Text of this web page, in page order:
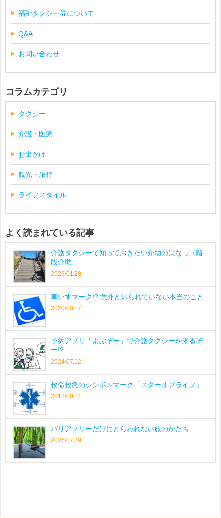
福祉タクシー券について
Q&A
お問い合わせ
コラムカテゴリ
タクシー
介護・医療
お出かけ
観光・旅行
ライフスタイル
よく読まれている記事
介護タクシーで知っておきたい介助のはなし〈階
段介助...
2023/01/28
車いすマーク!? 意外と知られていない本当のこと
2020/09/17
予約アプリ「よぶぞー」で介護タクシーが来るぞ
ー!?
2024/07/12
救命救急のシンボルマーク「スターオブライフ」
2018/09/14
バリアフリーだけにとらわれない旅のかたち
2026/07/29